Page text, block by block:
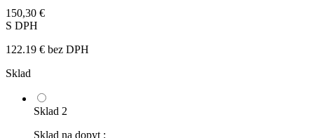
150,30 €
S DPH
122.19 € bez DPH
Sklad
Sklad 2
Sklad na dopyt :